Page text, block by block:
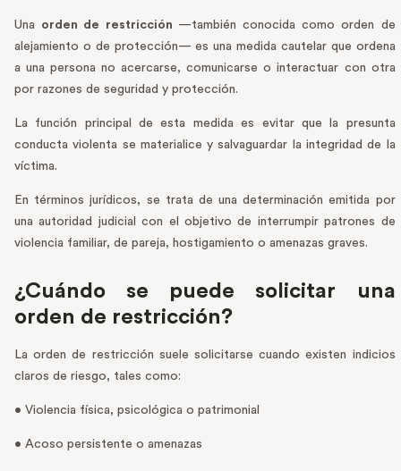
Una orden de restricción —también conocida como orden de
alejamiento o de protección— es una medida cautelar que ordena
a una persona no acercarse, comunicarse o interactuar con otra
por razones de seguridad y protección.
La función principal de esta medida es evitar que la presunta
conducta violenta se materialice y salvaguardar la integridad de la
víctima.
En términos jurídicos, se trata de una determinación emitida por
una autoridad judicial con el objetivo de interrumpir patrones de
violencia familiar, de pareja, hostigamiento o amenazas graves.
¿Cuándo se puede solicitar una
orden de restricción?
La orden de restricción suele solicitarse cuando existen indicios
claros de riesgo, tales como:
• Violencia física, psicológica o patrimonial
• Acoso persistente o amenazas